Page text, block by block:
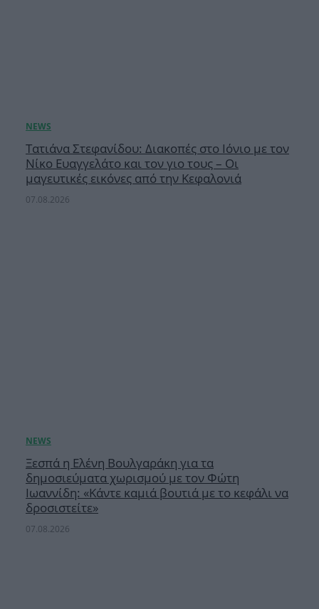
Τατιάνα Στεφανίδου: Διακοπές στο Ιόνιο με τον
Νίκο Ευαγγελάτο και τον γιο τους – Οι
μαγευτικές εικόνες από την Κεφαλονιά
07.08.2026
Ξεσπά η Ελένη Βουλγαράκη για τα
δημοσιεύματα χωρισμού με τον Φώτη
Ιωαννίδη: «Κάντε καμιά βουτιά με το κεφάλι να
δροσιστείτε»
07.08.2026